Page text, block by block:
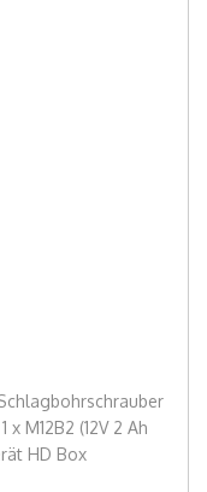
M12B2 (12V 2 Ah
HD Box